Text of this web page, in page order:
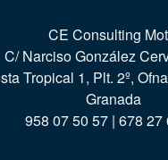
CE Consulting
C/ Narciso González
Tropical 1, Plt. 2º,
Granada
958 07 50 57 | 678 27